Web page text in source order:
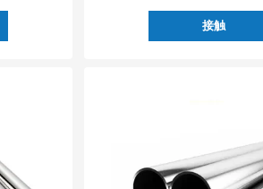
接触